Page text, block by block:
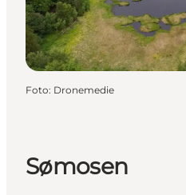
Foto: Dronemedie
Sømosen